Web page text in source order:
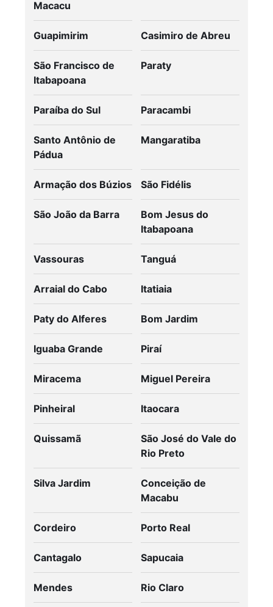
Macacu
Guapimirim Casimiro de Abreu
São Francisco de
Itabapoana
Paraty
Paraíba do Sul Paracambi
Santo Antônio de
Pádua
Mangaratiba
Armação dos Búzios São Fidélis
São João da Barra
Bom Jesus do
Itabapoana
Vassouras Tanguá
Arraial do Cabo Itatiaia
Paty do Alferes Bom Jardim
Iguaba Grande Piraí
Miracema Miguel Pereira
Pinheiral Itaocara
Quissamã
São José do Vale do
Rio Preto
Silva Jardim
Conceição de
Macabu
Cordeiro Porto Real
Cantagalo Sapucaia
Mendes Rio Claro